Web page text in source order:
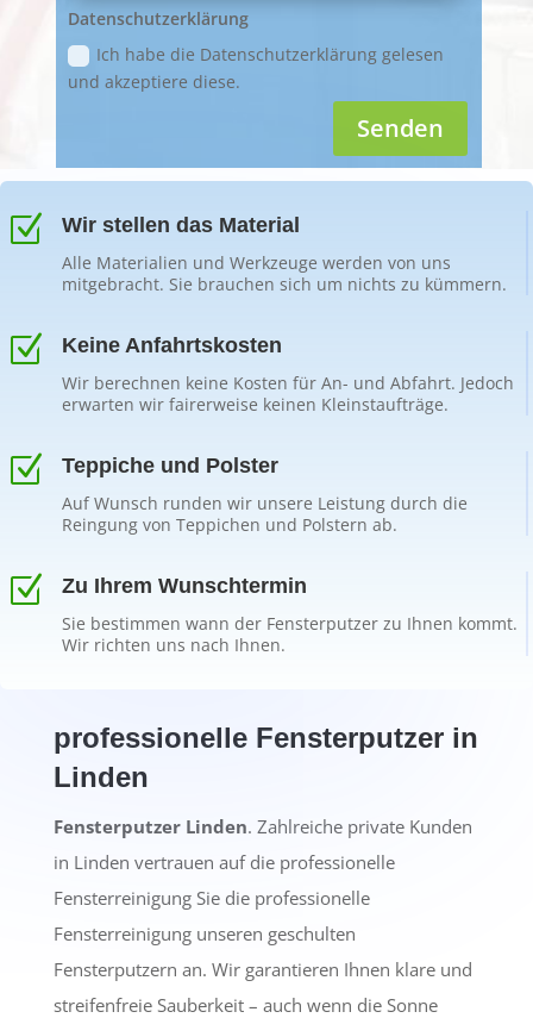
Datenschutzerklärung
Ich habe die Datenschutzerklärung gelesen
und akzeptiere diese.
Senden
Z Wir stellen das Material
Alle Materialien und Werkzeuge werden von uns
mitgebracht. Sie brauchen sich um nichts zu kümmern.
Z Keine Anfahrtskosten
Wir berechnen keine Kosten für An- und Abfahrt. Jedoch
erwarten wir fairerweise keinen Kleinstaufträge.
Z Teppiche und Polster
Auf Wunsch runden wir unsere Leistung durch die
Reingung von Teppichen und Polstern ab.
Z Zu Ihrem Wunschtermin
Sie bestimmen wann der Fensterputzer zu Ihnen kommt.
Wir richten uns nach Ihnen.
professionelle Fensterputzer in
Linden
Fensterputzer Linden. Zahlreiche private Kunden
in Linden vertrauen auf die professionelle
Fensterreinigung Sie die professionelle
Fensterreinigung unseren geschulten
Fensterputzern an. Wir garantieren Ihnen klare und
streifenfreie Sauberkeit – auch wenn die Sonne